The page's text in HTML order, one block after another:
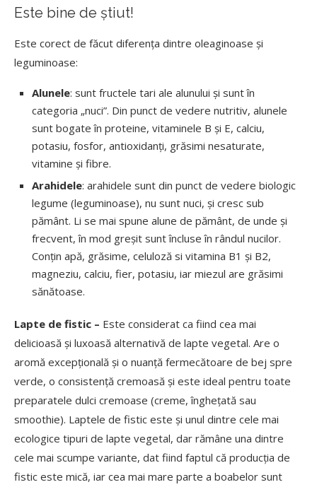
Este bine de știut!
Este corect de făcut diferența dintre oleaginoase și
leguminoase:
Alunele: sunt fructele tari ale alunului și sunt în
categoria „nuci”. Din punct de vedere nutritiv, alunele
sunt bogate în proteine, vitaminele B și E, calciu,
potasiu, fosfor, antioxidanți, grăsimi nesaturate,
vitamine și fibre.
Arahidele: arahidele sunt din punct de vedere biologic
legume (leguminoase), nu sunt nuci, și cresc sub
pământ. Li se mai spune alune de pământ, de unde și
frecvent, în mod greșit sunt încluse în rândul nucilor.
Conțin apă, grăsime, celuloză si vitamina B1 și B2,
magneziu, calciu, fier, potasiu, iar miezul are grăsimi
sănătoase.
Lapte de fistic – Este considerat ca fiind cea mai
delicioasă și luxoasă alternativă de lapte vegetal. Are o
aromă excepțională și o nuanță fermecătoare de bej spre
verde, o consistență cremoasă și este ideal pentru toate
preparatele dulci cremoase (creme, înghețată sau
smoothie). Laptele de fistic este și unul dintre cele mai
ecologice tipuri de lapte vegetal, dar rămâne una dintre
cele mai scumpe variante, dat fiind faptul că producția de
fistic este mică, iar cea mai mare parte a boabelor sunt